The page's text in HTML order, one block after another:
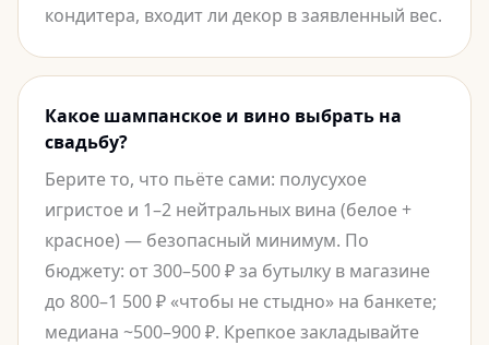
кондитера, входит ли декор в заявленный вес.
Какое шампанское и вино выбрать на
свадьбу?
Берите то, что пьёте сами: полусухое
игристое и 1–2 нейтральных вина (белое +
красное) — безопасный минимум. По
бюджету: от 300–500 ₽ за бутылку в магазине
до 800–1 500 ₽ «чтобы не стыдно» на банкете;
медиана ~500–900 ₽. Крепкое закладывайте